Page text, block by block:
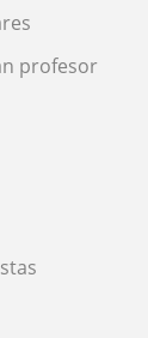
profesor